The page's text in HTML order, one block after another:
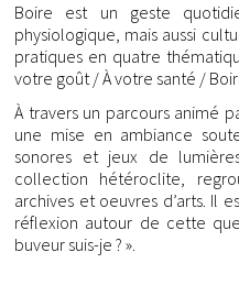
Boire est un geste
physiologique, mais aussi
pratiques en quatre
votre goût / À votre santé /
À travers un parcours animé
une mise en ambiance
sonores et jeux de
collection hétéroclite,
archives et oeuvres d’arts. Il
réflexion autour de cette
buveur suis-je ? ».